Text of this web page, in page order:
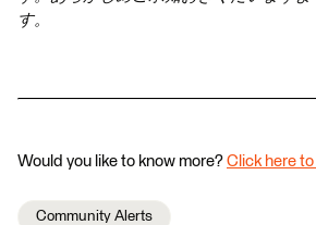
す。
Would you like to know more? Click here
Community Alerts